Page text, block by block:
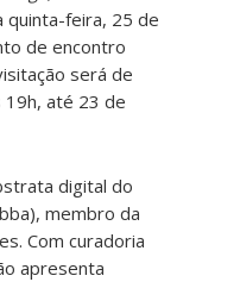
quinta-feira, 25 de
de encontro
será de
19h, até 23 de
digital do
membro da
Com curadoria
apresenta